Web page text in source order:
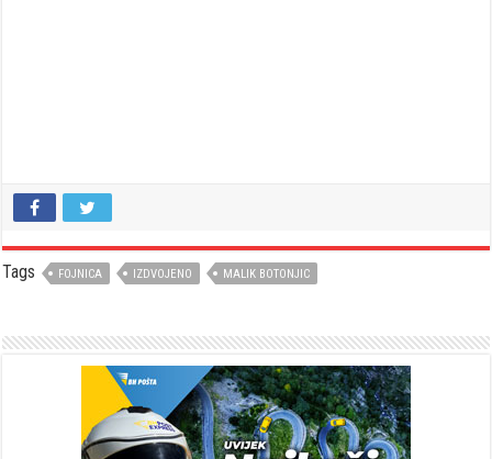
Tags FOJNICA IZDVOJENO MALIK BOTONJIC